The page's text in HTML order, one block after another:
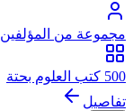
مجموعة من المؤلفين
500 كتب العلوم بحتة
تفاصيل